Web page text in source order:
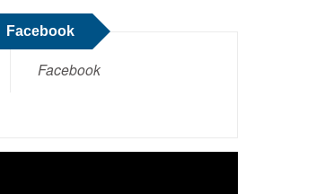
Facebook
Facebook